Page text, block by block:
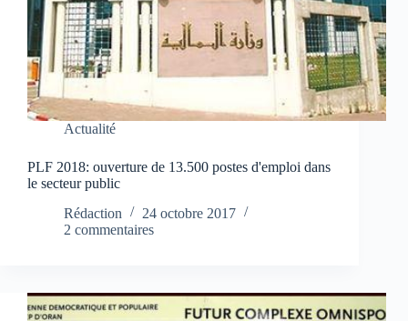
Actualité
PLF 2018: ouverture de 13.500 postes d'emploi dans
le secteur public
Rédaction
24 octobre 2017
2 commentaires